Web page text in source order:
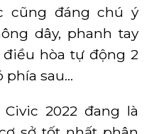
cũng đáng chú ý
dây, phanh tay
hòa tự động 2
phía sau…
2022 đang là